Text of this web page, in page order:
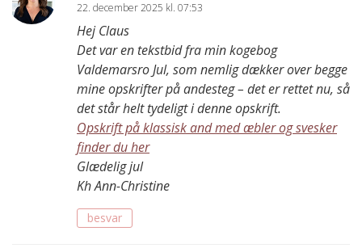
22. december 2025 kl. 07:53
Hej Claus
Det var en tekstbid fra min kogebog
Valdemarsro Jul, som nemlig dækker over begge
mine opskrifter på andesteg – det er rettet nu, så
det står helt tydeligt i denne opskrift.
Opskrift på klassisk and med æbler og svesker
finder du her
Glædelig jul
Kh Ann-Christine
besvar